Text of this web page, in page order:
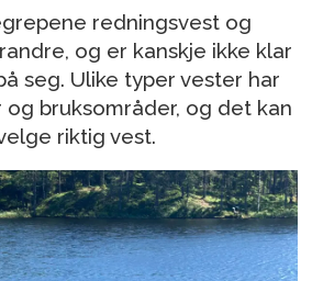
redningsvest og
og er kanskje ikke klar
seg. Ulike typer vester har
og bruksområder, og det kan
riktig vest.